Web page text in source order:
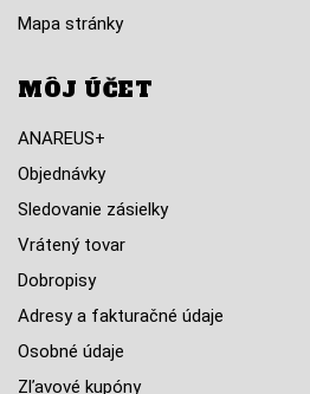
Mapa stránky
MÔJ ÚČET
ANAREUS+
Objednávky
Sledovanie zásielky
Vrátený tovar
Dobropisy
Adresy a fakturačné údaje
Osobné údaje
Zľavové kupóny